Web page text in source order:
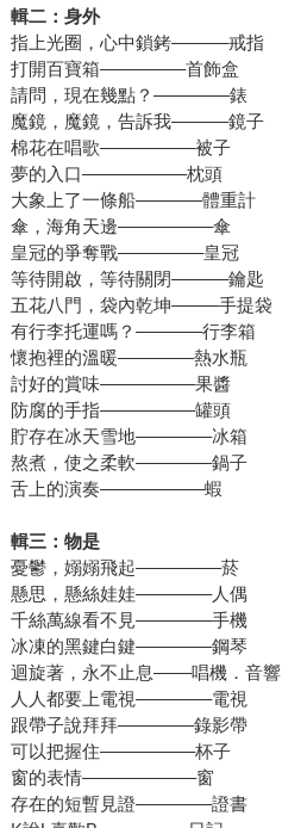
輯二：身外
指上光圈，心中鎖銬––––––戒指
打開百寶箱–––––––––首飾盒
請問，現在幾點？––––––––錶
魔鏡，魔鏡，告訴我––––––鏡子
棉花在唱歌––––––––––被子
夢的入口–––––––––––枕頭
大象上了一條船–––––––體重計
傘，海角天邊––––––––––傘
皇冠的爭奪戰–––––––––皇冠
等待開啟，等待關閉––––––鑰匙
五花八門，袋內乾坤–––––手提袋
有行李托運嗎？–––––––行李箱
懷抱裡的溫暖––––––––熱水瓶
討好的賞味––––––––––果醬
防腐的手指––––––––––罐頭
貯存在冰天雪地––––––––冰箱
熬煮，使之柔軟––––––––鍋子
舌上的演奏–––––––––––蝦
輯三：物是
憂鬱，嫋嫋飛起–––––––––菸
懸思，懸絲娃娃––––––––人偶
千絲萬線看不見––––––––手機
冰凍的黑鍵白鍵––––––––鋼琴
迴旋著，永不止息––––唱機．音響
人人都要上電視––––––––電視
跟帶子說拜拜––––––––錄影帶
可以把握住––––––––––杯子
窗的表情––––––––––––窗
存在的短暫見證––––––––證書